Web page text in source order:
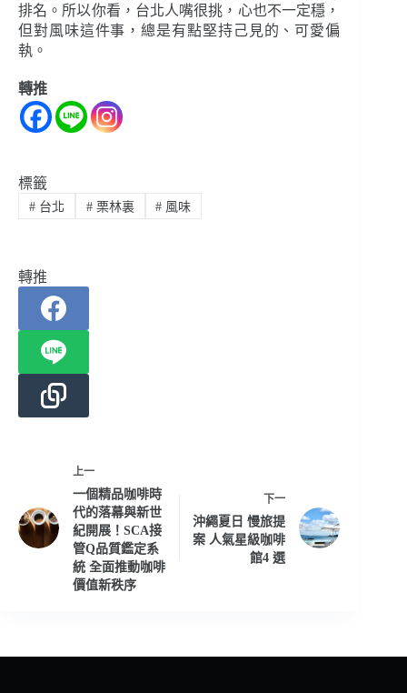
排名。所以你看，台北人嘴很挑，心也不一定穩，
但對風味這件事，總是有點堅持己見的、可愛偏
執。
轉推
標籤
#台北 #栗林裏 # 風味
轉推
上一
一個精品咖啡時
代的落幕與新世
紀開展！SCA接
管Q品質鑑定系
統 全面推動咖啡
價值新秩序
下一
沖繩夏日 慢旅提
案 人氣星級咖啡
館4 選